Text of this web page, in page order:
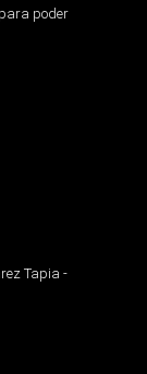
poder
Tapia -